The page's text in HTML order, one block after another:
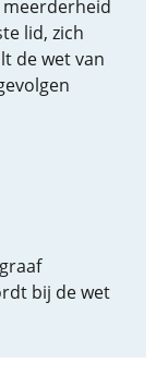
lid, zich
de wet van
bij de wet